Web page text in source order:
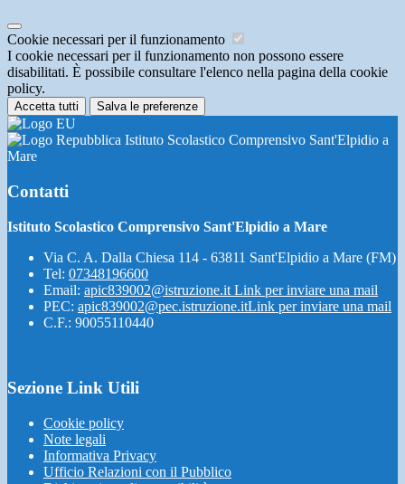
Cookie necessari per il funzionamento
I cookie necessari per il funzionamento non possono essere
disabilitati. È possibile consultare l'elenco nella pagina della cookie
policy.
Accetta tutti Salva le preferenze
Istituto Scolastico Comprensivo Sant'Elpidio a
Mare
Contatti
Istituto Scolastico Comprensivo Sant'Elpidio a Mare
Via C. A. Dalla Chiesa 114 - 63811 Sant'Elpidio a Mare (FM)
Tel: 07348196600
Email: apic839002@istruzione.it Link per inviare una mail
PEC: apic839002@pec.istruzione.itLink per inviare una mail
C.F.: 90055110440
Sezione Link Utili
Cookie policy
Note legali
Informativa Privacy
Ufficio Relazioni con il Pubblico